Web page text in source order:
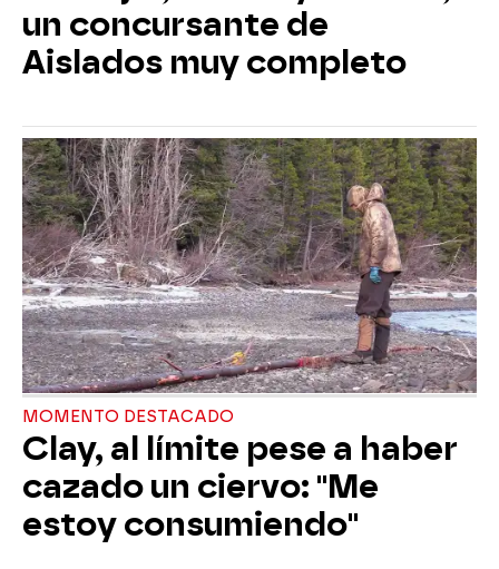
un concursante de
Aislados muy completo
MOMENTO DESTACADO
Clay, al límite pese a haber
cazado un ciervo: "Me
estoy consumiendo"